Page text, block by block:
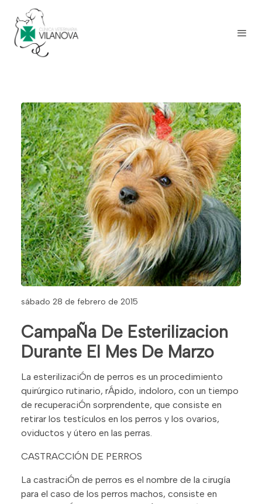
sábado 28 de febrero de 2015
CampaÑa De Esterilizacion
Durante El Mes De Marzo
La esterilizaciÓn de perros es un procedimiento
quirúrgico rutinario, rÁpido, indoloro, con un tiempo
de recuperaciÓn sorprendente, que consiste en
retirar los testículos en los perros y los ovarios,
oviductos y útero en las perras.
CASTRACCIÓN DE PERROS
La castraciÓn de perros es el nombre de la cirugía
para el caso de los perros machos, consiste en